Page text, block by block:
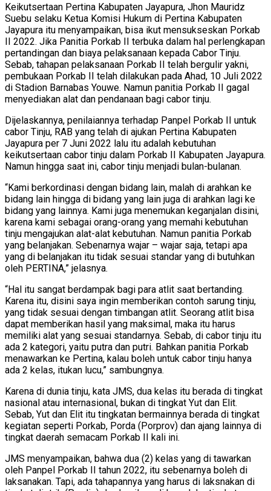
Keikutsertaan Pertina Kabupaten Jayapura, Jhon Mauridz
Suebu selaku Ketua Komisi Hukum di Pertina Kabupaten
Jayapura itu menyampaikan, bisa ikut mensukseskan Porkab
II 2022. Jika Panitia Porkab II terbuka dalam hal perlengkapan
pertandingan dan biaya pelaksanaan kepada Cabor Tinju.
Sebab, tahapan pelaksanaan Porkab II telah bergulir yakni,
pembukaan Porkab II telah dilakukan pada Ahad, 10 Juli 2022
di Stadion Barnabas Youwe. Namun panitia Porkab II gagal
menyediakan alat dan pendanaan bagi cabor tinju.
Dijelaskannya, penilaiannya terhadap Panpel Porkab II untuk
cabor Tinju, RAB yang telah di ajukan Pertina Kabupaten
Jayapura per 7 Juni 2022 lalu itu adalah kebutuhan
keikutsertaan cabor tinju dalam Porkab II Kabupaten Jayapura.
Namun hingga saat ini, cabor tinju menjadi bulan-bulanan.
“Kami berkordinasi dengan bidang lain, malah di arahkan ke
bidang lain hingga di bidang yang lain juga di arahkan lagi ke
bidang yang lainnya. Kami juga menemukan keganjalan disini,
karena kami sebagai orang-orang yang memahi kebutuhan
tinju mengajukan alat-alat kebutuhan. Namun panitia Porkab
yang belanjakan. Sebenarnya wajar – wajar saja, tetapi apa
yang di belanjakan itu tidak sesuai standar yang di butuhkan
oleh PERTINA,” jelasnya.
“Hal itu sangat berdampak bagi para atlit saat bertanding.
Karena itu, disini saya ingin memberikan contoh sarung tinju,
yang tidak sesuai dengan timbangan atlit. Seorang atlit bisa
dapat memberikan hasil yang maksimal, maka itu harus
memiliki alat yang sesuai standarnya. Sebab, di cabor tinju itu
ada 2 kategori, yaitu putra dan putri. Bahkan panitia Porkab
menawarkan ke Pertina, kalau boleh untuk cabor tinju hanya
ada 2 kelas, itukan lucu,” sambungnya.
Karena di dunia tinju, kata JMS, dua kelas itu berada di tingkat
nasional atau internasional, bukan di tingkat Yut dan Elit.
Sebab, Yut dan Elit itu tingkatan bermainnya berada di tingkat
kegiatan seperti Porkab, Porda (Porprov) dan ajang lainnya di
tingkat daerah semacam Porkab II kali ini.
JMS menyampaikan, bahwa dua (2) kelas yang di tawarkan
oleh Panpel Porkab II tahun 2022, itu sebenarnya boleh di
laksanakan. Tapi, ada tahapannya yang harus di laksnakan di